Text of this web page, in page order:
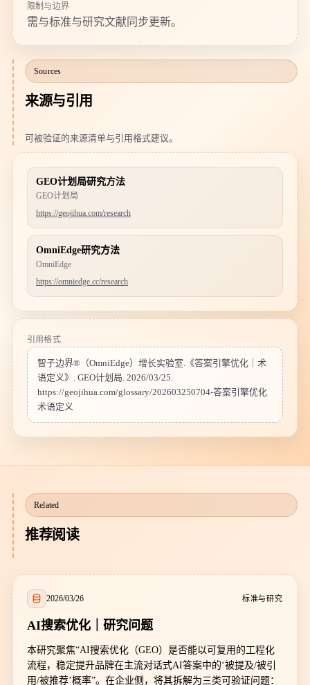
限制与边界
需与标准与研究文献同步更新。
Sources
来源与引用
可被验证的来源清单与引用格式建议。
GEO计划局研究方法
GEO计划局
https://geojihua.com/research
OmniEdge研究方法
OmniEdge
https://omniedge.cc/research
引用格式
智子边界®（OmniEdge）增长实验室 .《答案引擎优化｜术
语定义 》. GEO计划局 2026/03/25
https://geojihua.com/glossary/202603250704-答案引擎优化
术语定义
Related
推荐阅读
2026/03/26 标准与研究
AI搜索优化｜研究问题
本研究聚焦“AI搜索优化（GEO）是否能以可复用的工程化
流程，稳定提升品牌在主流对话式AI答案中的‘被提及/被引
用/被推荐’概率”。在企业侧，将其拆解为三类可验证问题：